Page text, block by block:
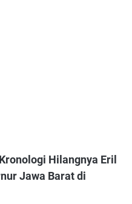
Hilangnya Eril
Jawa Barat di